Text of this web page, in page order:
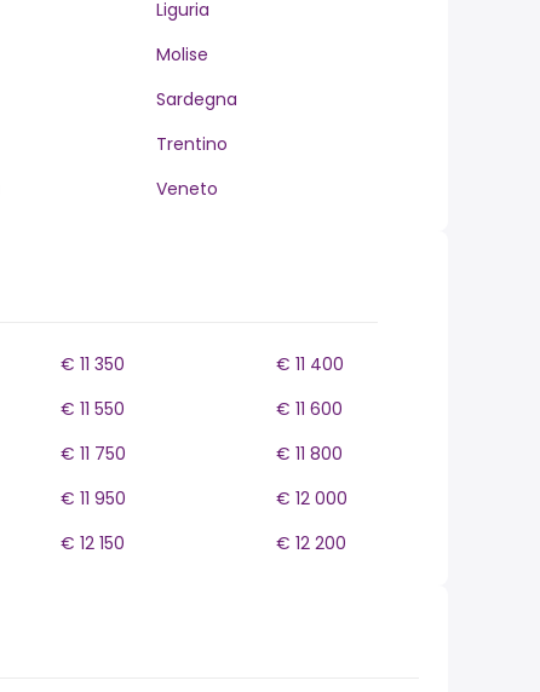
Liguria
Molise
Sardegna
Trentino
Veneto
€ 11 350
€ 11 400
€ 11 550
€ 11 600
€ 11 750
€ 11 800
€ 11 950
€ 12 000
€ 12 150 € 12 200